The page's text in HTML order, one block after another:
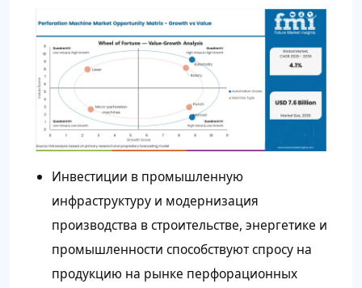
Инвестиции в промышленную
инфраструктуру и модернизация
производства в строительстве, энергетике и
промышленности способствуют спросу на
продукцию на рынке перфорационных